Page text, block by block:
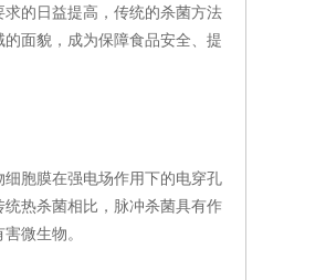
的日益提高，传统的杀菌方法
面貌，成为保障食品安全、提
胞膜在强电场作用下的电穿孔
热杀菌相比，脉冲杀菌具有作
微生物。